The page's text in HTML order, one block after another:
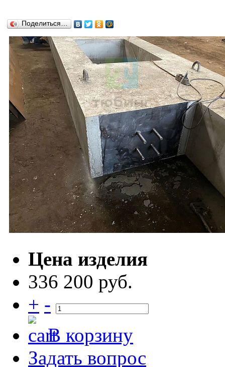
Поделиться…
Цена изделия
336 200 руб.
+ -
В корзину
Задать вопрос